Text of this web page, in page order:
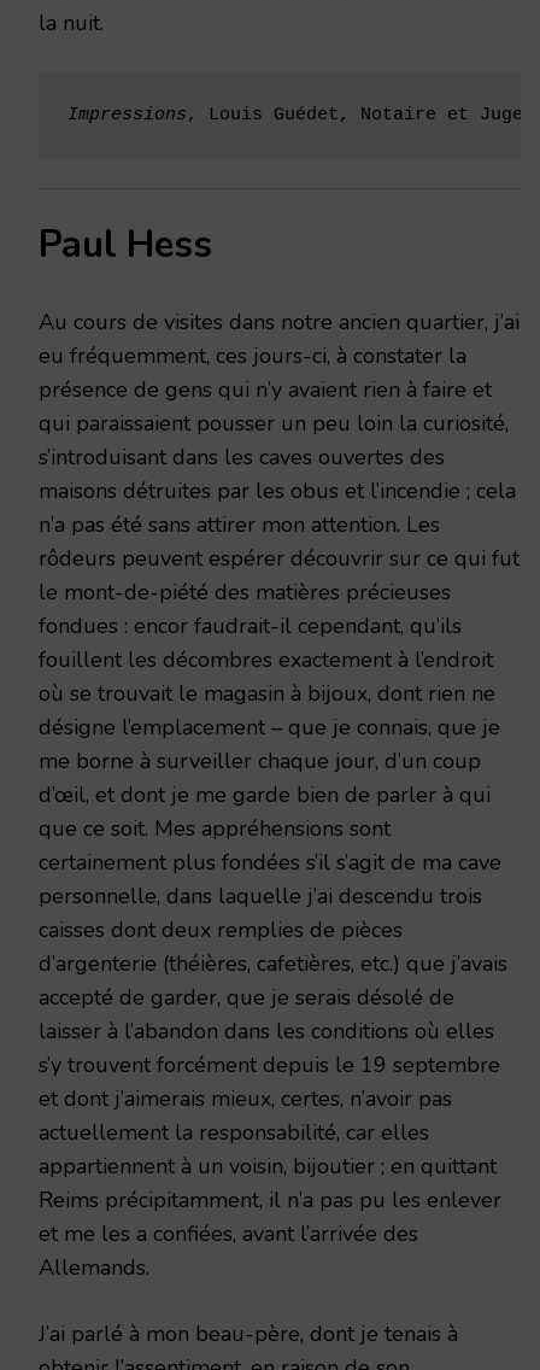
la nuit.
Impressions, Louis Guédet, Notaire et
Paul Hess
Au cours de visites dans notre ancien quartier, j’ai
eu fréquemment, ces jours-ci, à constater la
présence de gens qui n’y avaient rien à faire et
qui paraissaient pousser un peu loin la curiosité,
s’introduisant dans les caves ouvertes des
maisons détruites par les obus et l’incendie ; cela
n’a pas été sans attirer mon attention. Les
rôdeurs peuvent espérer découvrir sur ce qui fut
le mont-de-piété des matières précieuses
fondues : encor faudrait-il cependant, qu’ils
fouillent les décombres exactement à l’endroit
où se trouvait le magasin à bijoux, dont rien ne
désigne l’emplacement – que je connais, que je
me borne à surveiller chaque jour, d’un coup
d’œil, et dont je me garde bien de parler à qui
que ce soit. Mes appréhensions sont
certainement plus fondées s’il s’agit de ma cave
personnelle, dans laquelle j’ai descendu trois
caisses dont deux remplies de pièces
d’argenterie (théières, cafetières, etc.) que j’avais
accepté de garder, que je serais désolé de
laisser à l’abandon dans les conditions où elles
s’y trouvent forcément depuis le 19 septembre
et dont j’aimerais mieux, certes, n’avoir pas
actuellement la responsabilité, car elles
appartiennent à un voisin, bijoutier ; en quittant
Reims précipitamment, il n’a pas pu les enlever
et me les a confiées, avant l’arrivée des
Allemands.
J’ai parlé à mon beau-père, dont je tenais à